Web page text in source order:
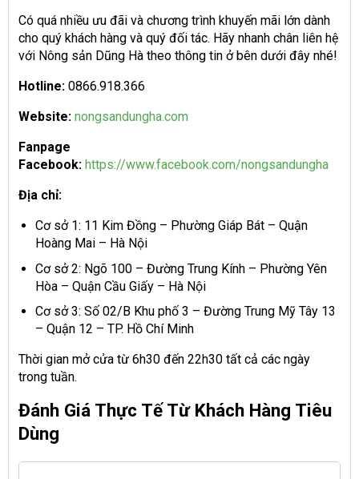
Có quá nhiều ưu đãi và chương trình khuyến mãi lớn dành
cho quý khách hàng và quý đối tác. Hãy nhanh chân liên hệ
với Nông sản Dũng Hà theo thông tin ở bên dưới đây nhé!
Hotline: 0866.918.366
Website: nongsandungha.com
Fanpage
Facebook: https://www.facebook.com/nongsandungha
Địa chỉ:
Cơ sở 1: 11 Kim Đồng – Phường Giáp Bát – Quận
Hoàng Mai – Hà Nội
Cơ sở 2: Ngõ 100 – Đường Trung Kính – Phường Yên
Hòa – Quận Cầu Giấy – Hà Nội
Cơ sở 3: Số 02/B Khu phố 3 – Đường Trung Mỹ Tây 13
– Quận 12 – TP. Hồ Chí Minh
Thời gian mở cửa từ 6h30 đến 22h30 tất cả các ngày
trong tuần.
Đánh Giá Thực Tế Từ Khách Hàng Tiêu
Dùng